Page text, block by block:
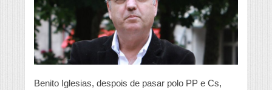
seguridade
xurídica”
Benito Iglesias, despois de pasar polo PP e Cs,